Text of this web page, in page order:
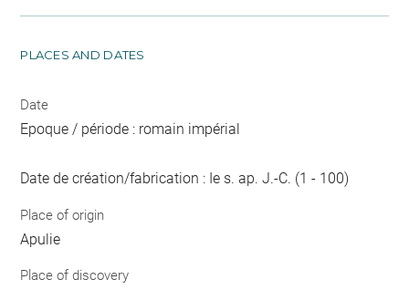
PLACES AND DATES
Date
Epoque / période : romain impérial
Date de création/fabrication : Ie s. ap. J.-C. (1 - 100)
Place of origin
Apulie
Place of discovery